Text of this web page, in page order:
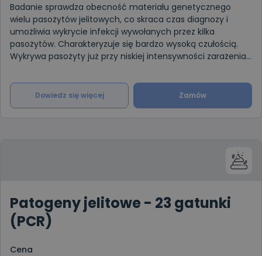
Badanie sprawdza obecność materiału genetycznego
wielu pasożytów jelitowych, co skraca czas diagnozy i
umożliwia wykrycie infekcji wywołanych przez kilka
pasożytów. Charakteryzuje się bardzo wysoką czułością.
Wykrywa pasożyty już przy niskiej intensywności zarażenia,
Dowiedz się więcej Zamów
Patogeny jelitowe - 23 gatunki
(PCR)
Cena